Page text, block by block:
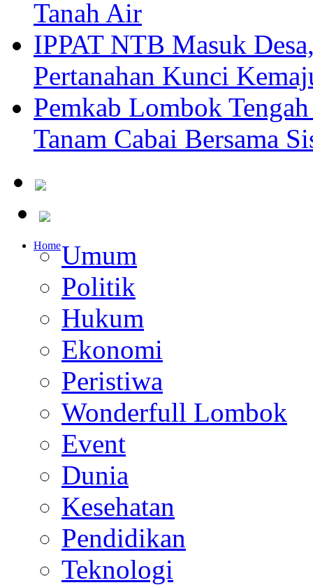
Tanah Air
IPPAT NTB Masuk
Pertanahan Kunci
Pemkab Lombok
Tanam Cabai Bersama
HomeUmum
Politik
Hukum
Ekonomi
Peristiwa
Wonderfull Lombok
Event
Dunia
Kesehatan
Pendidikan
Teknologi